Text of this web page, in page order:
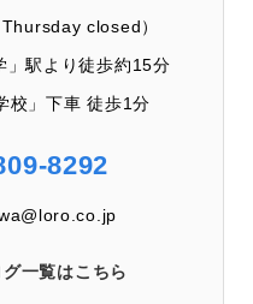
closed）
」駅より徒歩約15分
校」下車 徒歩1分
8292
一覧はこちら